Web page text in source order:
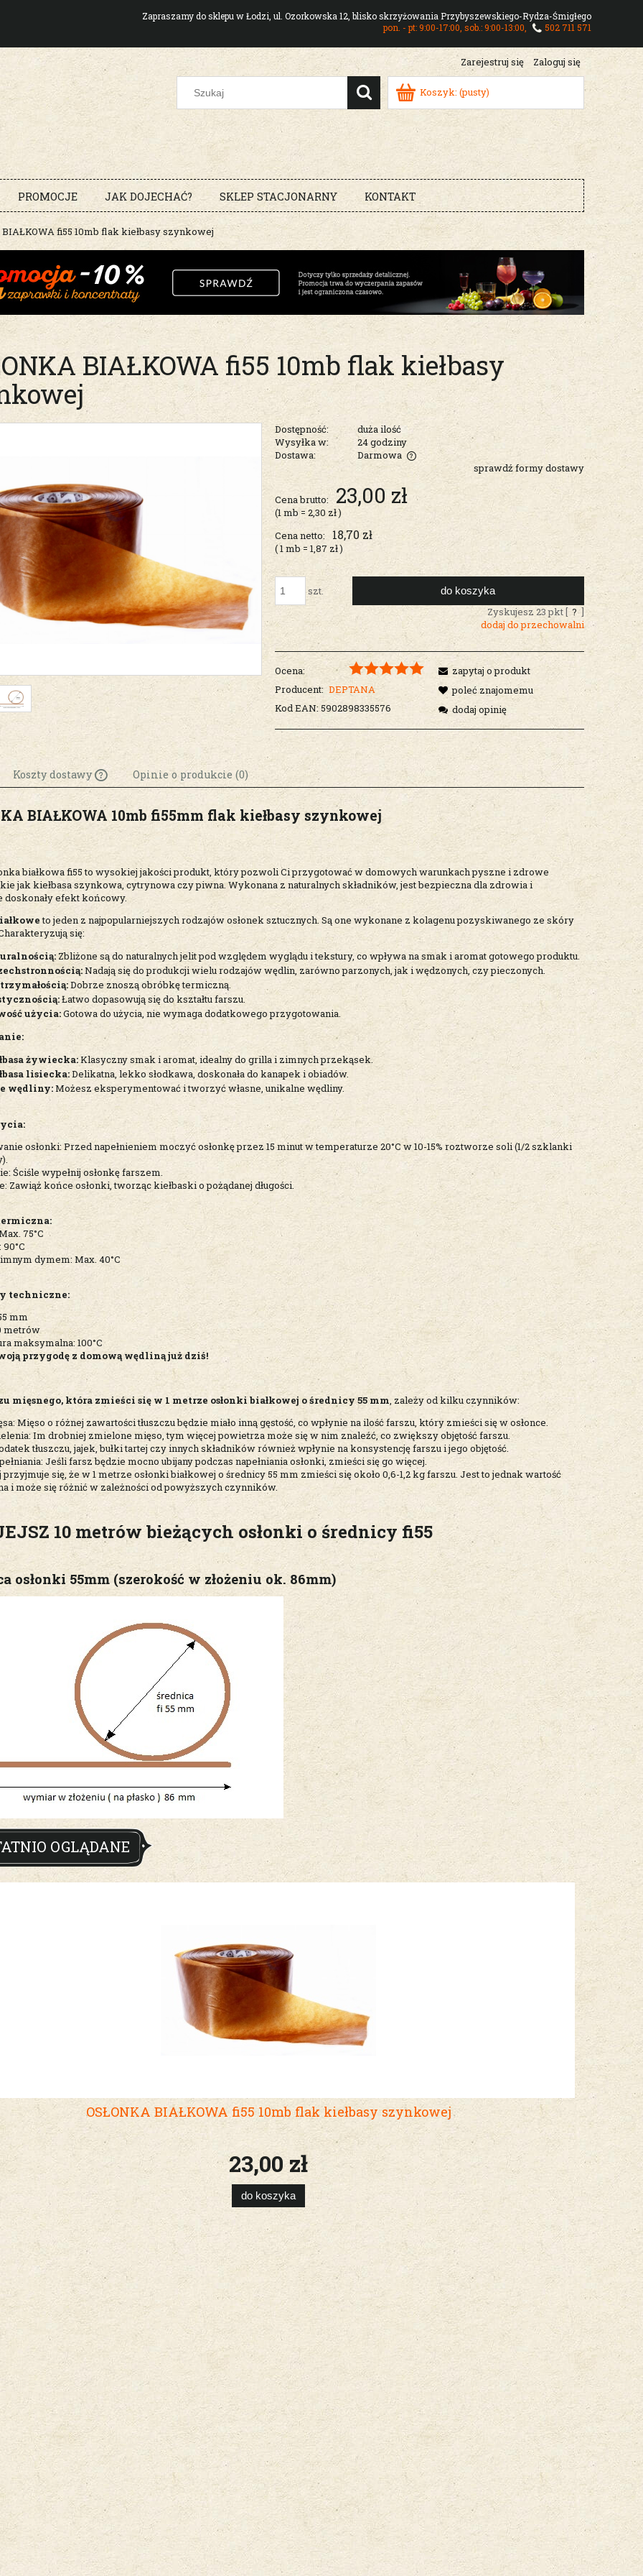
Zapraszamy do sklepu w Łodzi, ul. Ozorkowska 12, blisko skrzyżowania Przybyszewskiego-Rydza-Śmigłego
pon. - pt: 9:00-17:00, sob.: 9:00-13:00,
502 711 571
Zarejestruj się Zaloguj się
Koszyk: (pusty)
PROMOCJE JAK DOJECHAĆ? SKLEP STACJONARNY KONTAKT
BIAŁKOWA fi55 10mb flak kiełbasy szynkowej
BIAŁKOWA fi55 10mb flak kiełbasy
Dostępność:
duża ilość
Wysyłka w:
24 godziny
Dostawa:
Darmowa
Cena nie zawiera ewentualnych
kosztów płatności
sprawdź formy dostawy
Cena brutto: 23,00 zł
(1mb =2,30 zł)
Cena netto:
18,70 zł
( 1mb=1,87 zł)
szt. do koszyka
Zyskujesz23pkt [ ? ]
dodaj do przechowalni
Ocena:
Producent: DEPTANA
Kod EAN: 5902898335576
zapytaj o produkt
poleć znajomemu
dodaj opinię
Koszty dostawy
Cena nie zawiera
ewentualnych kosztów
płatności
Opinie o produkcie (0)
BIAŁKOWA 10mb fi55mm flak kiełbasy szynkowej
białkowa fi55 to wysokiej jakości produkt, który pozwoli Ci przygotować w domowych warunkach pyszne i zdrowe
jak kiełbasa szynkowa, cytrynowa czy piwna. Wykonana z naturalnych składników, jest bezpieczna dla zdrowia i
doskonały efekt końcowy.
to jeden z najpopularniejszych rodzajów osłonek sztucznych. Są one wykonane z kolagenu pozyskiwanego ze skóry
się:
Zbliżone są do naturalnych jelit pod względem wyglądu i tekstury, co wpływa na smak i aromat gotowego produktu.
Nadają się do produkcji wielu rodzajów wędlin, zarówno parzonych, jak i wędzonych, czy pieczonych.
Dobrze znoszą obróbkę termiczną.
Łatwo dopasowują się do kształtu farszu.
użycia:Gotowa do użycia, nie wymaga dodatkowego przygotowania.
żywiecka:Klasyczny smak i aromat, idealny do grilla i zimnych przekąsek.
lisiecka:Delikatna, lekko słodkawa, doskonała do kanapek i obiadów.
wędliny:Możesz eksperymentować i tworzyć własne, unikalne wędliny.
osłonki: Przed napełnieniem moczyć osłonkę przez 15 minut w temperaturze 20°C w 10-15% roztworze soli (1/2 szklanki
Ściśle wypełnij osłonkę farszem.
Zawiąż końce osłonki, tworząc kiełbaski o pożądanej długości.
75°C
dymem: Max. 40°C
techniczne:
mm
metrów
maksymalna: 100°C
przygodę z domową wędliną już dziś!
mięsnego, która zmieści się w 1 metrze osłonki białkowej o średnicy 55 mm, zależy od kilku czynników:
Mięso o różnej zawartości tłuszczu będzie miało inną gęstość, co wpłynie na ilość farszu, który zmieści się w osłonce.
Im drobniej zmielone mięso, tym więcej powietrza może się w nim znaleźć, co zwiększy objętość farszu.
tłuszczu, jajek, bułki tartej czy innych składników również wpłynie na konsystencję farszu i jego objętość.
Jeśli farsz będzie mocno ubijany podczas napełniania osłonki, zmieści się go więcej.
się, że w 1 metrze osłonki białkowej o średnicy 55 mm zmieści się około 0,6-1,2 kg farszu. Jest to jednak wartość
i może się różnić w zależności od powyższych czynników.
10 metrów bieżących osłonki o średnicy fi55
osłonki 55mm (szerokość w złożeniu ok. 86mm)
OGLĄDANE
OSŁONKA BIAŁKOWA fi55 10mb flak kiełbasy szynkowej
23,00 zł
do koszyka